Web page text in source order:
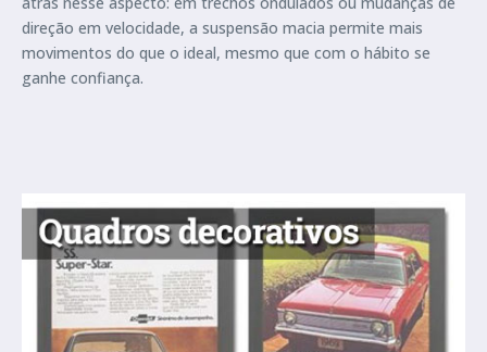
direção em velocidade, a suspensão macia permite mais
movimentos do que o ideal, mesmo que com o hábito se
ganhe confiança.